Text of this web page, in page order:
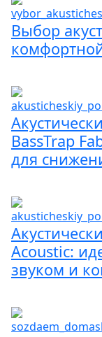
Выбор
BassTrap
для
Acoustic:
звуком и